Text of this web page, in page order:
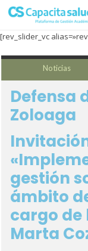
[rev_slider_vc
Noticias
Defensa
Zoloaga
gestión
ámbito
cargo de
Marta